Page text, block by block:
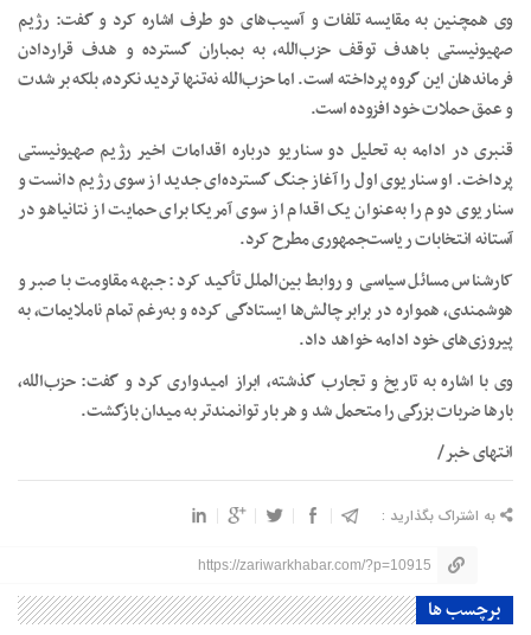
وی همچنین به مقایسه تلفات و آسیب‌های دو طرف اشاره کرد و گفت: رژیم
صهیونیستی باهدف توقف حزب‌الله، به بمباران گسترده و هدف قراردادن
فرماندهان این گروه پرداخته است. اما حزب‌الله نه‌تنها تردید نکرده، بلکه بر شدت
و عمق حملات خود افزوده است.
قنبری در ادامه به تحلیل دو سناریو درباره اقدامات اخیر رژیم صهیونیستی
پرداخت. او سناریوی اول را آغاز جنگ گسترده‌ای جدید از سوی رژیم دانست و
سناریوی دوم را به‌عنوان یک اقدام از سوی آمریکا برای حمایت از نتانیاهو در
آستانه انتخابات ریاست‌جمهوری مطرح کرد.
کارشناس مسائل سیاسی و روابط بین‌الملل تأکید کرد: جبهه مقاومت با صبر و
هوشمندی، همواره در برابر چالش‌ها ایستادگی کرده و به‌رغم تمام ناملایمات، به
پیروزی‌های خود ادامه خواهد داد.
وی با اشاره به تاریخ و تجارب گذشته، ابراز امیدواری کرد و گفت: حزب‌الله،
بارها ضربات بزرگی را متحمل شد و هر بار توانمندتر به میدان بازگشت.
انتهای خبر/
به اشتراک بگذارید :
https://zariwarkhabar.com/?p=10915
برچسب ها